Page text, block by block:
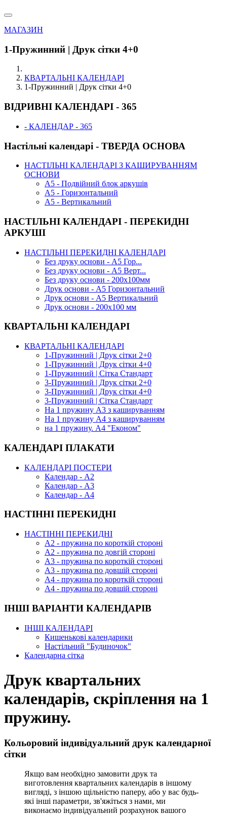
МАГАЗИН
1-Пружинний | Друк сітки 4+0
КВАРТАЛЬНІ КАЛЕНДАРІ
1-Пружинний | Друк сітки 4+0
ВІДРИВНІ КАЛЕНДАРІ - 365
- КАЛЕНДАР - 365
Настільні календарі - ТВЕРДА ОСНОВА
НАСТІЛЬНІ КАЛЕНДАРІ З КАШИРУВАННЯМ
ОСНОВИ
А5 - Подвійний блок аркушів
А5 - Горизонтальний
А5 - Вертикальний
НАСТІЛЬНІ КАЛЕНДАРІ - ПЕРЕКИДНІ
АРКУШІ
НАСТІЛЬНІ ПЕРЕКИДНІ КАЛЕНДАРІ
Без друку основи - А5 Гор...
Без друку основи - А5 Верт...
Без друку основи - 200х100мм
Друк основи - А5 Горизонтальний
Друк основи - А5 Вертикальний
Друк основи - 200х100 мм
КВАРТАЛЬНІ КАЛЕНДАРІ
КВАРТАЛЬНІ КАЛЕНДАРІ
1-Пружинний | Друк сітки 2+0
1-Пружинний | Друк сітки 4+0
1-Пружинний | Сітка Стандарт
3-Пружинний | Друк сітки 2+0
3-Пружинний | Друк сітки 4+0
3-Пружинний | Сітка Стандарт
На 1 пружину А3 з кашируванням
На 1 пружину А4 з кашируванням
на 1 пружину. А4 "Економ"
КАЛЕНДАРІ ПЛАКАТИ
КАЛЕНДАРІ ПОСТЕРИ
Календар - А2
Календар - А3
Календар - А4
НАСТІННІ ПЕРЕКИДНІ
НАСТІННІ ПЕРЕКИДНІ
А2 - пружина по короткій стороні
А2 - пружина по довгій стороні
А3 - пружина по короткій стороні
А3 - пружина по довшій стороні
А4 - пружина по короткій стороні
А4 - пружина по довшій стороні
ІНШІ ВАРІАНТИ КАЛЕНДАРІВ
ІНШІ КАЛЕНДАРІ
Кишенькові календарики
Настільний "Будиночок"
Календарна сітка
Друк квартальних
календарів, скріплення на 1
пружину.
Кольоровий індивідуальний друк календарної
сітки
Якщо вам необхідно замовити друк та
виготовлення квартальних календарів в іншому
вигляді, з іншою щільністю паперу, або у вас будь-
які інші параметри, зв'яжіться з нами, ми
виконаємо індивідуальний розрахунок вашого